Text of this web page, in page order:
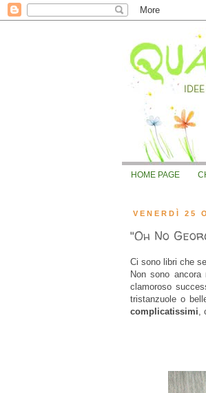
HOME PAGE
VENERDÌ 25
"Oh No
Ci sono libri che
Non sono
clamoroso
tristanzuole o
complicatissimi,